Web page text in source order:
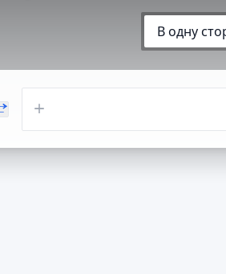
В одну